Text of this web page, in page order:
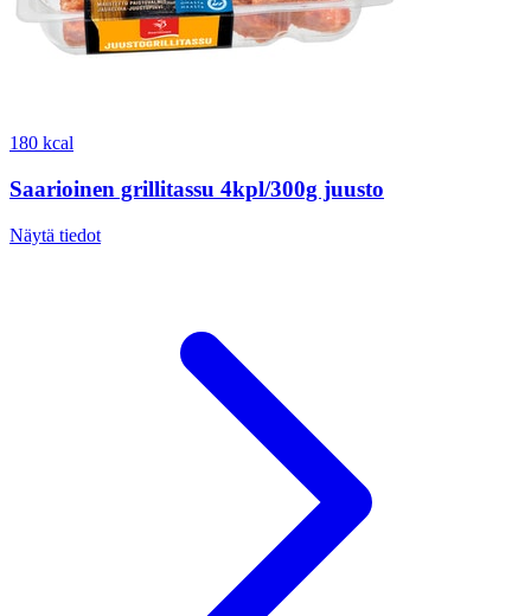
180 kcal
Saarioinen grillitassu 4kpl/300g juusto
Näytä tiedot